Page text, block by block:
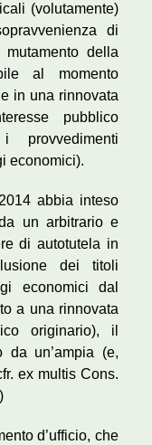
(volutamente)
di
della
al momento
in una rinnovata
pubblico
economici).
abbia inteso
un arbitrario e
di autotutela in
dei titoli
economici dal
a una rinnovata
originario), il
da un’ampia (e,
ex multis Cons.
d’ufficio, che